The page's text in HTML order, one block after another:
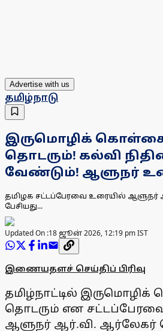
Advertise with us
தமிழ்நாடு
இருமொழிக்
தொடரும்! கல்வி
வேண்டும்! ஆளுநர்
தமிழக சட்டப்பேரவை உரையில் ஆளுநர்
பேசியது...
Updated On :18 ஜூன் 2026, 12:19 pm IST
இணையதளச் செய்திப் பிரிவு
தமிழ்நாட்டில்
தொடரும் என
ஆளுநர் ஆர்.வி. ஆர்லேகர்